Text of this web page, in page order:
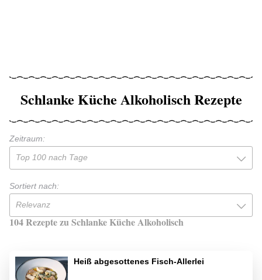
Schlanke Küche Alkoholisch Rezepte
Zeitraum:
Top 100 nach Tage
Sortiert nach:
Relevanz
104 Rezepte zu Schlanke Küche Alkoholisch
Heiß abgesottenes Fisch-Allerlei